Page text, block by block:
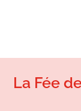
La Fée